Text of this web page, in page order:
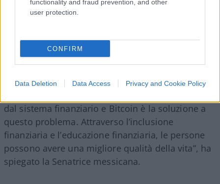
functionality and fraud prevention, and other
user protection.
CONFIRM
Data Deletion Data Access Privacy and Cookie Policy
Kempis ha ribadito alcune sue precedenti
dichiarazioni su una legge che aveva intenzione di
una moneta a corso legale in Messico.
Kempis ha anche sottolineato i numerosi vantaggi
che rendere BTC moneta a corso legale nel suo
paese porterebbe:
dal sistema finanziario e Bitcoin è la soluzione a
questo problema. Attraverso l’inclusione
finanziaria e l’educazione finanziaria, le persone
possono avere una migliore qualità della vita”, ha
spiegato la Senatrice messicana.